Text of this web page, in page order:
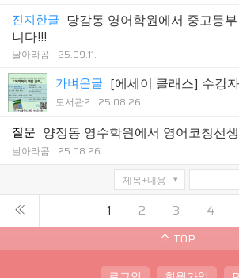
진지한글 당감동 영어학원에서 중고등
니다!!!
날아라곰 25.09.11.
가벼운글 [에세이 클래스] 수강
도서관2 25.08.26.
질문 양정동 영수학원에서 영어코칭선
날아라곰 25.08.26.
1 2 3 4
TOP